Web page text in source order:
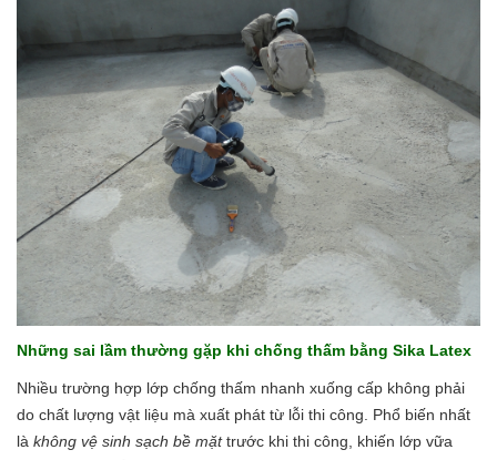
Những sai lầm thường gặp khi chống thấm bằng Sika Latex
Nhiều trường hợp lớp chống thấm nhanh xuống cấp không phải
do chất lượng vật liệu mà xuất phát từ lỗi thi công. Phổ biến nhất
là không vệ sinh sạch bề mặttrước khi thi công, khiến lớp vữa